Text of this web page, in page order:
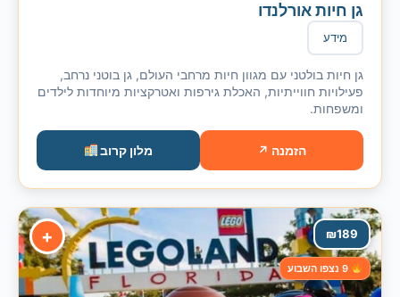
גן חיות אורלנדו
מידע
גן חיות בולטני עם מגוון חיות מרחבי העולם, גן בוטני נרחב,
פעילויות חווייתיות, האכלת גירפות ואטרקציות מיוחדות לילדים
ומשפחות.
הזמנה ↗ מלון קרוב
+ 189
₪